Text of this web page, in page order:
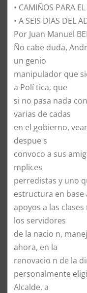
• CAMIÑOS PARA
• A SEIS DIAS DEL
Por Juan Manuel
Ño cabe duda,
un genio
manipulador que
a Polí tica, que
si no pasa nada
varias de cadas
en el gobierno,
despue s
convoco a sus
mplices
perredistas y uno
estructura en base
apoyos a las
los servidores
de la nacio n,
ahora, en la
renovacio n de la
personalmente
Alcalde, a